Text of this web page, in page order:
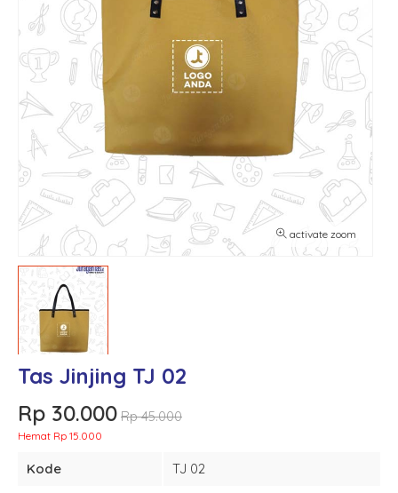
activate zoom
Tas Jinjing TJ 02
Rp 30.000 Rp 45.000
Hemat Rp 15.000
Kode
TJ 02